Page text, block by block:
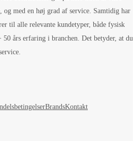
med en høj grad af service. Samtidig har
til alle relevante kundetyper, både fysisk
års erfaring i branchen. Det betyder, at du
BrandsKontakt